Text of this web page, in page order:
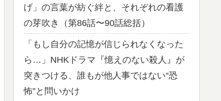
げ」の言葉が紡ぐ絆と、それぞれの看護
の芽吹き（第86話〜90話総括）
「もし自分の記憶が信じられなくなった
ら…」NHKドラマ『憶えのない殺人』が
突きつける、誰もが他人事ではない“恐
怖”と問いかけ